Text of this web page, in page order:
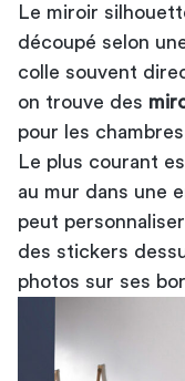
Le miroir
découpé selon
colle souvent
on trouve des
pour les
Le plus courant
au mur dans une
peut
des stickers
photos sur ses